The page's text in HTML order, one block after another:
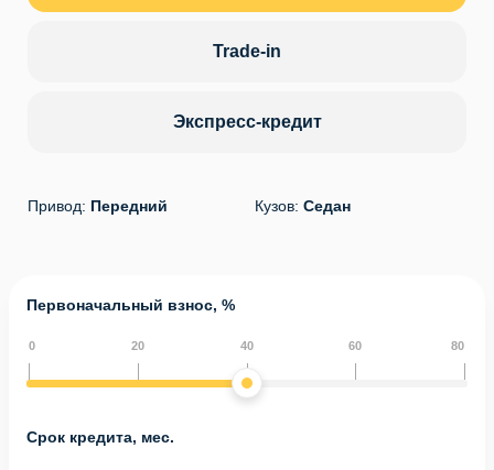
Trade-in
Экспресс-кредит
Привод: Передний Кузов: Седан
Первоначальный взнос, %
0 20 40 60 80
Срок кредита, мес.